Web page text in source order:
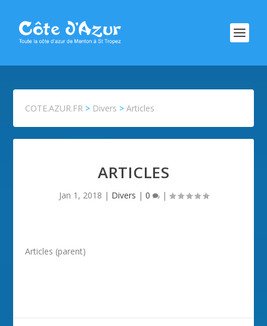
COTE.AZUR.FR > Divers >Articles
ARTICLES
Jan 1, 2018 | Divers | 0 |
Articles (parent)